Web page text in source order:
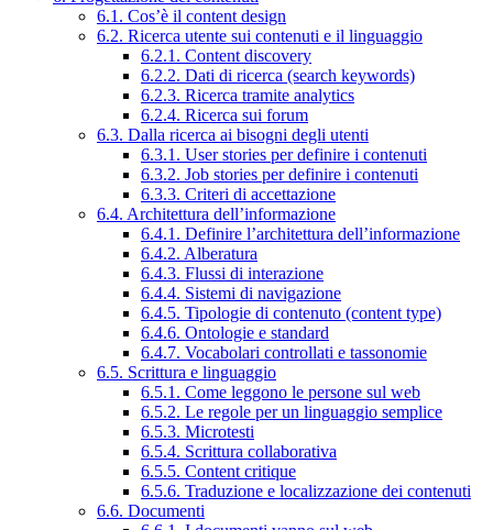
6.1. Cos’è il content design
6.2. Ricerca utente sui contenuti e il linguaggio
6.2.1. Content discovery
6.2.2. Dati di ricerca (search keywords)
6.2.3. Ricerca tramite analytics
6.2.4. Ricerca sui forum
6.3. Dalla ricerca ai bisogni degli utenti
6.3.1. User stories per definire i contenuti
6.3.2. Job stories per definire i contenuti
6.3.3. Criteri di accettazione
6.4. Architettura dell’informazione
6.4.1. Definire l’architettura dell’informazione
6.4.2. Alberatura
6.4.3. Flussi di interazione
6.4.4. Sistemi di navigazione
6.4.5. Tipologie di contenuto (content type)
6.4.6. Ontologie e standard
6.4.7. Vocabolari controllati e tassonomie
6.5. Scrittura e linguaggio
6.5.1. Come leggono le persone sul web
6.5.2. Le regole per un linguaggio semplice
6.5.3. Microtesti
6.5.4. Scrittura collaborativa
6.5.5. Content critique
6.5.6. Traduzione e localizzazione dei contenuti
6.6. Documenti